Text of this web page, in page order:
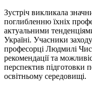
Зустріч викликала
поглибленню їхніх
актуальними
Україні. Учасники
професорці Людмилі
рекомендації та
перспектив підготовки
освітньому середовищі.